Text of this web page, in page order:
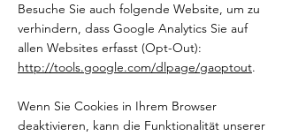
Besuche Sie auch folgende Website, um zu
verhindern, dass Google Analytics Sie auf
allen Websites erfasst (Opt-Out):
http://tools.google.com/dlpage/gaoptout.
Wenn Sie Cookies in Ihrem Browser
deaktivieren, kann die Funktionalität unserer